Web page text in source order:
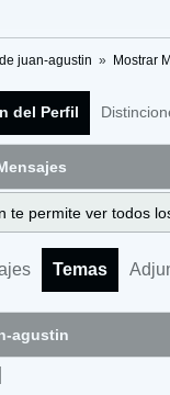
juan-agustin » Mostrar
del Perfil
te permite ver todos
Temas
agustin